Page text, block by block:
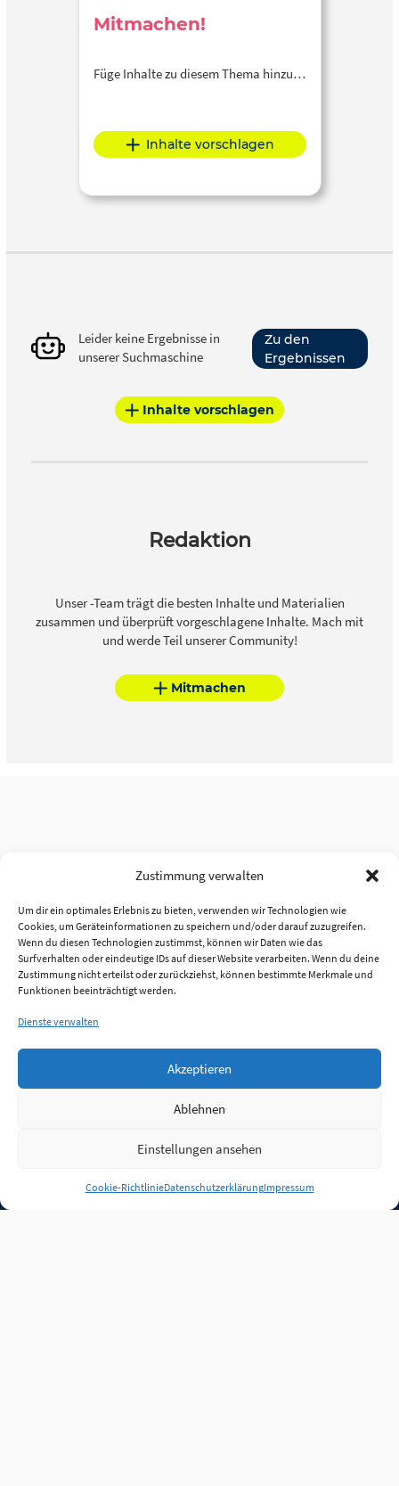
Zustimmung verwalten
Um dir ein optimales Erlebnis zu bieten, verwenden wir Technologien wie
Cookies, um Geräteinformationen zu speichern und/oder darauf zuzugreifen.
Wenn du diesen Technologien zustimmst, können wir Daten wie das
Surfverhalten oder eindeutige IDs auf dieser Website verarbeiten. Wenn du deine
Zustimmung nicht erteilst oder zurückziehst, können bestimmte Merkmale und
Funktionen beeinträchtigt werden.
Dienste verwalten
Akzeptieren
Ablehnen
Einstellungen ansehen
Cookie-RichtlinieDatenschutzerklärungImpressum
Mitmachen!
Füge Inhalte zu diesem Thema hinzu…
Inhalte vorschlagen
Leider keine Ergebnisse in
unserer Suchmaschine
Zu den
Ergebnissen
Inhalte vorschlagen
Redaktion
Unser -Team trägt die besten Inhalte und Materialien
zusammen und überprüft vorgeschlagene Inhalte. Mach mit
und werde Teil unserer Community!
Mitmachen
Anmelden
Jobs Partner FAQ Quellen